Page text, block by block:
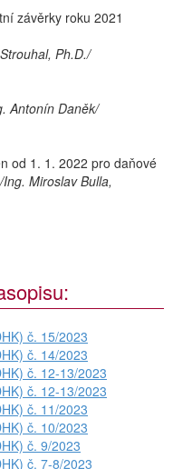
závěrky roku 2021
Ph.D./
Antonín Daněk/
od 1. 1. 2022 pro daňové
/Ing. Miroslav Bulla,
č. 15/2023
č. 14/2023
č. 12-13/2023
č. 12-13/2023
č. 11/2023
č. 10/2023
č. 9/2023
č. 7-8/2023